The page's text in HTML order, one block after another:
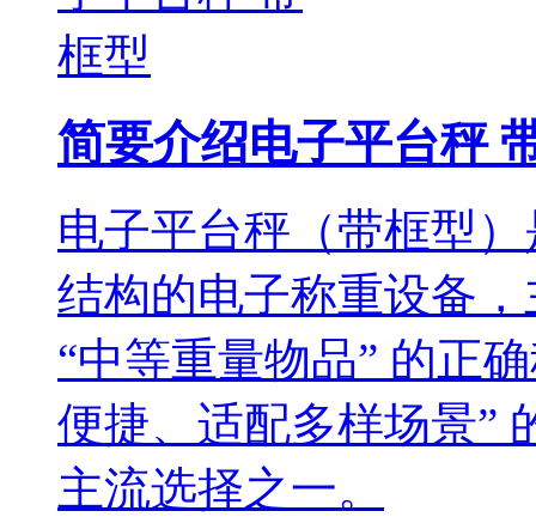
简要介绍电子平台秤
电子平台秤（带框型
结构的电子称重设备
“中等重量物品” 的正
便捷、适配多样场景”
主流选择之一。